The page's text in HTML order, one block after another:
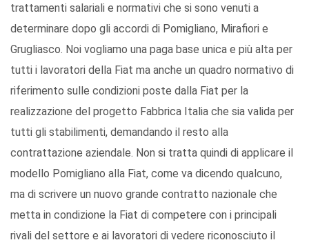
trattamenti salariali e normativi che si sono venuti a
determinare dopo gli accordi di Pomigliano, Mirafiori e
Grugliasco. Noi vogliamo una paga base unica e più alta per
tutti i lavoratori della Fiat ma anche un quadro normativo di
riferimento sulle condizioni poste dalla Fiat per la
realizzazione del progetto Fabbrica Italia che sia valida per
tutti gli stabilimenti, demandando il resto alla
contrattazione aziendale. Non si tratta quindi di applicare il
modello Pomigliano alla Fiat, come va dicendo qualcuno,
ma di scrivere un nuovo grande contratto nazionale che
metta in condizione la Fiat di competere con i principali
rivali del settore e ai lavoratori di vedere riconosciuto il